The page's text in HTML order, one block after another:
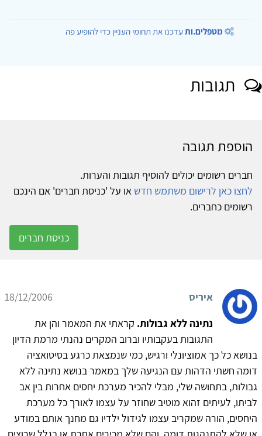
מטפלים.ותעדכנו את תחומי העניין כדי להופיע פה
תגובות
הוספת תגובה
חברים רשומים יכולים להוסיף תגובות והערות.
לחצו כאן לרישום משתמש חדש או על 'כניסת חברים' אם הינכם
רשומים כחברים.
כניסת חברים
איריס
18/12/2006
נתינה ללא גבולות. קראתי את המאמר והן את
התגובות בעקבותיו וברוב המקרים נהנתי מרמת הדיון
בנושא כל כך אמוציונלי ורגיש, כמי שנמצאת כרגע בסיטואציה
דומה חשתי הדהות עם הנגיעה שלך במאמר בנושא נתינה ללא
גבולות, בתחושה שלי, מבלי להכיר מערכת יחסים אחרות בין אב
לביתו, לעיתים זהוא מוטיב שחוזר על עצמו לאורך כל מערכת
היחסים, הורה שמקריב עצמו לגידול ילדיו גם מחנך אותם במודע